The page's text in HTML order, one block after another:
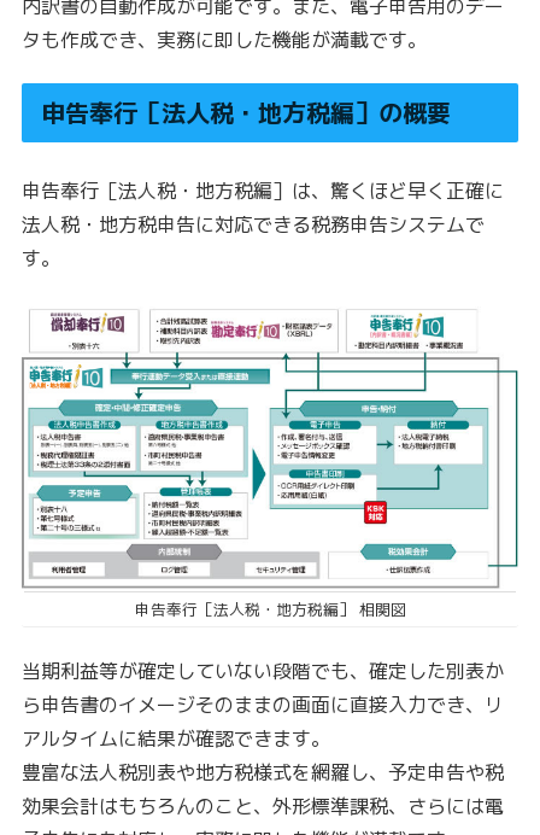
内訳書の自動作成が可能です。また、電子申告用のデー
タも作成でき、実務に即した機能が満載です。
申告奉行［法人税・地方税編］の概要
申告奉行［法人税・地方税編］は、驚くほど早く正確に
法人税・地方税申告に対応できる税務申告システムで
す。
申告奉行［法人税・地方税編］ 相関図
当期利益等が確定していない段階でも、確定した別表か
ら申告書のイメージそのままの画面に直接入力でき、リ
アルタイムに結果が確認できます。
豊富な法人税別表や地方税様式を網羅し、予定申告や税
効果会計はもちろんのこと、外形標準課税、さらには電